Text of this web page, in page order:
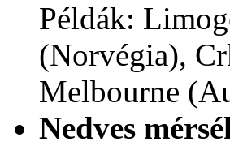
Példák:
(Norvégia),
Melbourne
Nedves